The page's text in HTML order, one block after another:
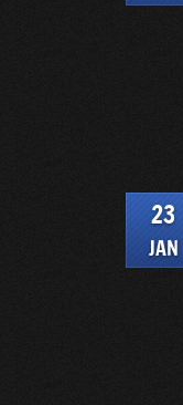
23
JAN